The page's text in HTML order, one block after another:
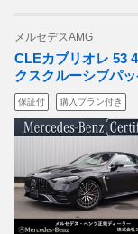
メルセデスAMG
CLEカブリオレ 53
クスクルーシブパ
保証付 購入プラン付き